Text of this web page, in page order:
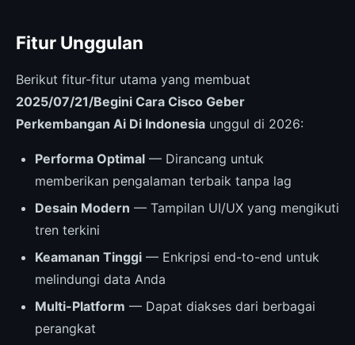
Fitur Unggulan
Berikut fitur-fitur utama yang membuat
2025/07/21/Begini Cara Cisco Geber
Perkembangan Ai Di Indonesia unggul di 2026:
Performa Optimal — Dirancang untuk
memberikan pengalaman terbaik tanpa lag
Desain Modern — Tampilan UI/UX yang mengikuti
tren terkini
Keamanan Tinggi — Enkripsi end-to-end untuk
melindungi data Anda
Multi-Platform — Dapat diakses dari berbagai
perangkat